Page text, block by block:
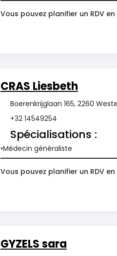
Vous pouvez planifier un RDV
CRAS Liesbeth
Boerenkrijglaan 165, 2260
+32 14549254
Spécialisations :
Médecin généraliste
Vous pouvez planifier un RDV
GYZELS sara